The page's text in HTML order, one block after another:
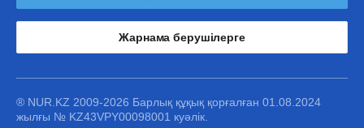
Жарнама берушілерге
® NUR.KZ 2009-2026 Барлық құқық қорғалған 01.08.2024
жылғы № KZ43VPY00098001 куәлік.